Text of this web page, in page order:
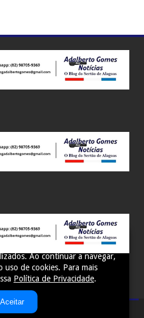
melhorar sua experiência e
Ao continuar a navegar,
uso de cookies. Para mais
Política de Privacidade.
Aceitar